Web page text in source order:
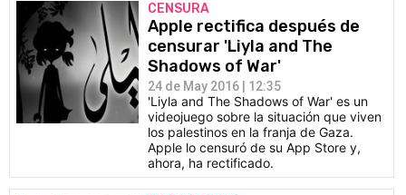
CENSURA
Apple rectifica después de
censurar 'Liyla and The
Shadows of War'
24 de May 2016 | 12:35
'Liyla and The Shadows of War' es un
videojuego sobre la situación que viven
los palestinos en la franja de Gaza.
Apple lo censuró de su App Store y,
ahora, ha rectificado.